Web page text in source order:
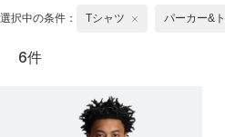
選択中の条件： Tシャツ パーカー&
6件